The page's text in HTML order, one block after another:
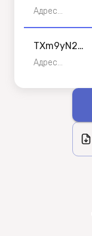
6yQ1o4zH9
pA2cV5mJ7
tG3nXsQ
Адрес
TRON
TXm9yN2p
H5rQ7wK8o
cD2zPaQ
Адрес
получателя •